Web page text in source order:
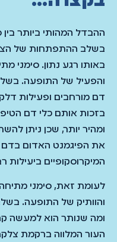
ההבדל המהותי ביותר
בשלב ההתפתחות של
באותו רגע נתון. סימני
והפעיל של התופעה.
דם מורחבים ופעילות
בזכות אותם כלי דם
ומהיר יותר, שכן ניתן
את הפיגמנט האדום בדם
המיקרוסקופיים ביעילות
לעומת זאת, סימני
והוותיק של התופעה.
ומה שנותר הוא למעשה
העור המלווה ברקמת